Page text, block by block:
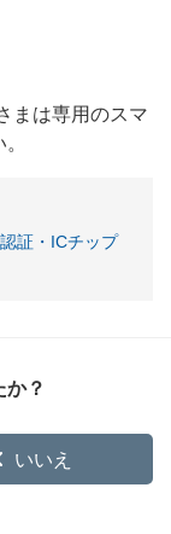
まは専用のスマ
証・ICチップ
か？
いいえ